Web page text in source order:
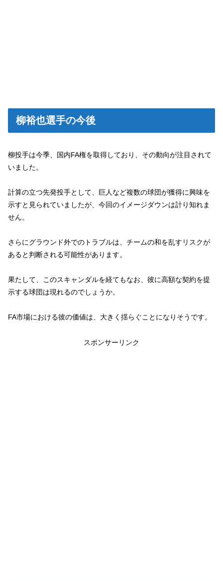
柳裕也選手の今後
柳投手は今季、国内FA権を取得しており、その動向が注目されて
いました。
計算の立つ先発投手として、巨人など複数の球団が獲得に興味を
示すと見られていましたが、今回のイメージダウンは計り知れま
せん。
さらにグラウンド外でのトラブルは、チームの和を乱すリスクが
あると判断される可能性があります。
果たして、このスキャンダルを経てもなお、彼に高額な契約を提
示する球団は現れるのでしょうか。
FA市場における彼の価値は、大きく揺らぐことになりそうです。
スポンサーリンク